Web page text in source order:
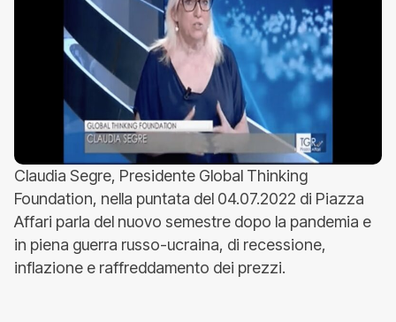
Claudia Segre, Presidente Global Thinking
Foundation, nella puntata del 04.07.2022 di Piazza
Affari parla del nuovo semestre dopo la pandemia e
in piena guerra russo-ucraina, di recessione,
inflazione e raffreddamento dei prezzi.